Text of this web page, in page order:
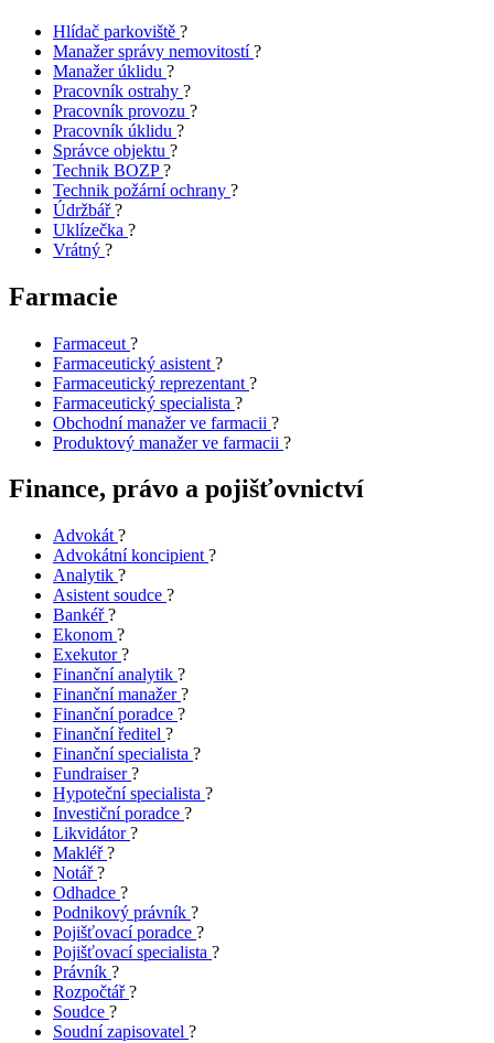
Hlídač parkoviště ?
Manažer správy nemovitostí?
Manažer úklidu ?
Pracovník ostrahy ?
Pracovník provozu ?
Pracovník úklidu ?
Správce objektu ?
Technik BOZP?
Technik požární ochrany ?
Údržbář?
Uklízečka ?
Vrátný ?
Farmacie
Farmaceut ?
Farmaceutický asistent ?
Farmaceutický reprezentant ?
Farmaceutický specialista ?
Obchodní manažer ve farmacii ?
Produktový manažer ve farmacii ?
Finance, právo a pojišťovnictví
Advokát ?
Advokátní koncipient ?
Analytik ?
Asistent soudce ?
Bankéř?
Ekonom ?
Exekutor?
Finanční analytik ?
Finanční manažer?
Finanční poradce ?
Finanční ředitel ?
Finanční specialista ?
Fundraiser?
Hypoteční specialista ?
Investiční poradce ?
Likvidátor?
Makléř?
Notář?
Odhadce ?
Podnikový právník ?
Pojišťovací poradce ?
Pojišťovací specialista ?
Právník ?
Rozpočtář?
Soudce ?
Soudní zapisovatel ?